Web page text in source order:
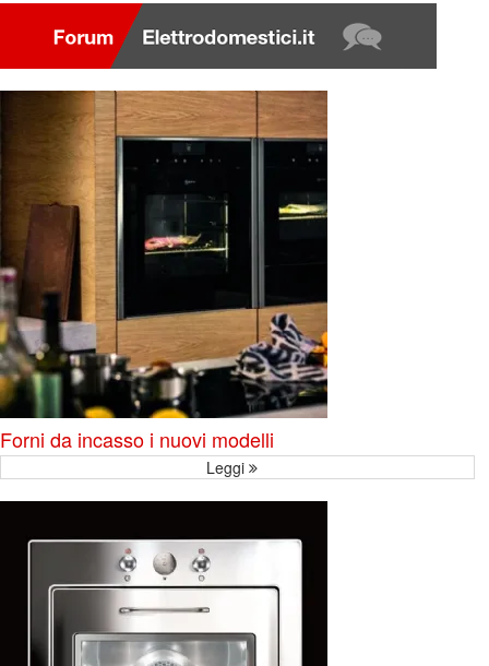
Forni da incasso i nuovi modelli
Leggi